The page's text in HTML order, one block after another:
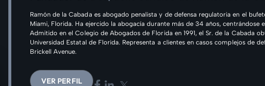
Ramón de la Cabada es abogado penalista y de defensa regulatoria en el
Miami, Florida. Ha ejercido la abogacía durante más de 34 años, centrándose
Admitido en el Colegio de Abogados de Florida en 1991, el Sr. de la Cabada
Universidad Estatal de Florida. Representa a clientes en casos complejos de
Brickell Avenue.
VER PERFIL